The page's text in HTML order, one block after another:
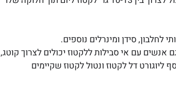
סידן ומינרלים נוספים.
עם אי סבילות ללקטוז יכולים לצרוך קוטג,
ליוגורט דל לקטוז ונטול לקטוז שקיימים